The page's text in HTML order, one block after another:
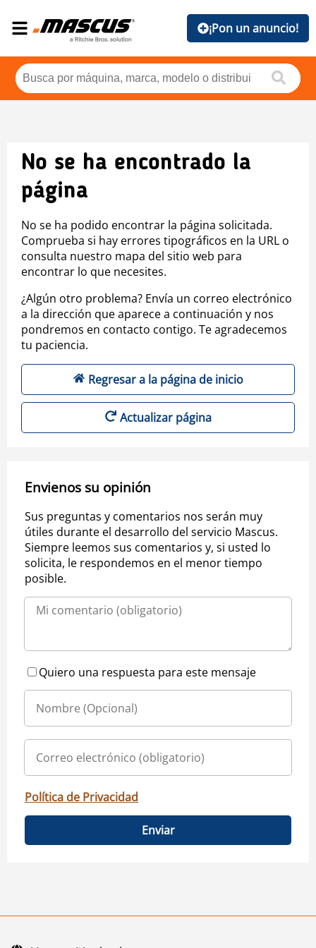
¡Pon un anuncio!
No se ha encontrado la
página
No se ha podido encontrar la página solicitada.
Comprueba si hay errores tipográficos en la URL o
consulta nuestro mapa del sitio web para
encontrar lo que necesites.
¿Algún otro problema? Envía un correo electrónico
a la dirección que aparece a continuación y nos
pondremos en contacto contigo. Te agradecemos
tu paciencia.
Regresar a la página de inicio
Actualizar página
Envienos su opinión
Sus preguntas y comentarios nos serán muy
útiles durante el desarrollo del servicio Mascus.
Siempre leemos sus comentarios y, si usted lo
solicita, le respondemos en el menor tiempo
posible.
Quiero una respuesta para este mensaje
Política de Privacidad
Enviar